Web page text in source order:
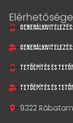
Generálkivitelezés:
Tetőépítés és
Tetőépítés és
9322